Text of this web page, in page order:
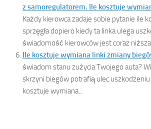
z samoregulatorem. Ile kosztuje
Każdy kierowca zadaje sobie pytanie ile
sprzęgła dopiero kiedy ta linka ulega
świadomość kierowców jest coraz
Ile kosztuje wymiana linki zmiany
świadom stanu zużycia Twojego auta?
skrzyni biegów potrafią ulec uszkodzeniu
kosztuje wymiana...